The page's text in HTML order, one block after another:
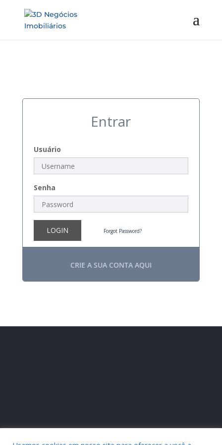
Entrar
Usuário
Senha
LOGIN Forgot Password?
CRIE A SUA CONTA AQUI